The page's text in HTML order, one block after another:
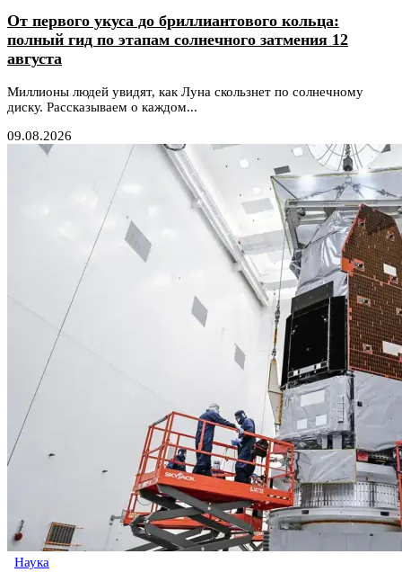
От первого укуса до бриллиантового кольца:
полный гид по этапам солнечного затмения 12
августа
Миллионы людей увидят, как Луна скользнет по солнечному
диску. Рассказываем о каждом...
09.08.2026
Наука